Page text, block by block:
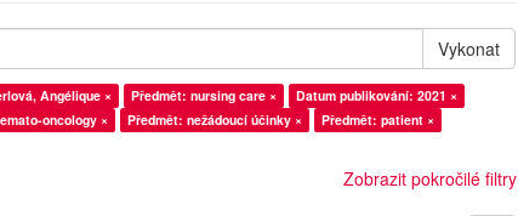
Vykonat
Angélique × Předmět: nursing care ×
Datum publikování: 2021 ×
oncology × Předmět: nežádoucí účinky ×
Předmět: patient ×
Zobrazit pokročilé filtry